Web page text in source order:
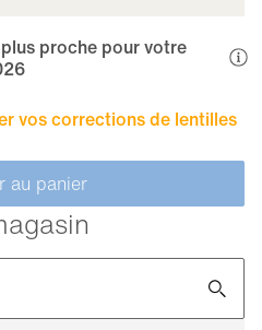
proche pour votre
vos corrections de lentilles
au panier